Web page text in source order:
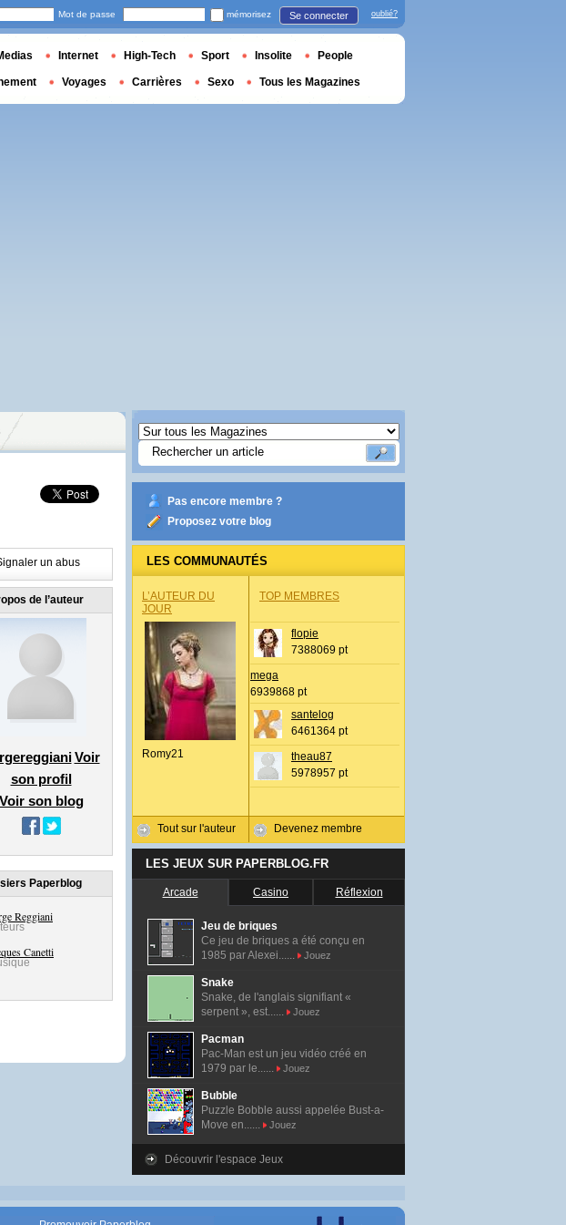
un abus
de l’auteur
Voir
son profil
Voir son blog
Paperblog
Reggiani
Canetti
Pas encore membre ?
Proposez votre blog
LES COMMUNAUTÉS
L’AUTEUR DU
JOUR
Romy21
Tout sur l'auteur
TOP MEMBRES
flopie
7388069 pt
mega
6939868 pt
santelog
6461364 pt
theau87
5978957 pt
Devenez membre
LES JEUX SUR PAPERBLOG.FR
Arcade Casino Réflexion
Jeu de briques
Ce jeu de briques a été conçu en
1985 par Alexei......
Jouez
Snake
Snake, de l'anglais signifiant «
serpent », est......
Jouez
Pacman
Pac-Man est un jeu vidéo créé en
1979 par le......
Jouez
Bubble
Puzzle Bobble aussi appelée Bust-a-
Move en......
Jouez
Découvrir l'espace Jeux
Mot de passe mémorisez Se connecter oublié?
Internet High-Tech Sport Insolite People
Voyages Carrières Sexo Tous les Magazines